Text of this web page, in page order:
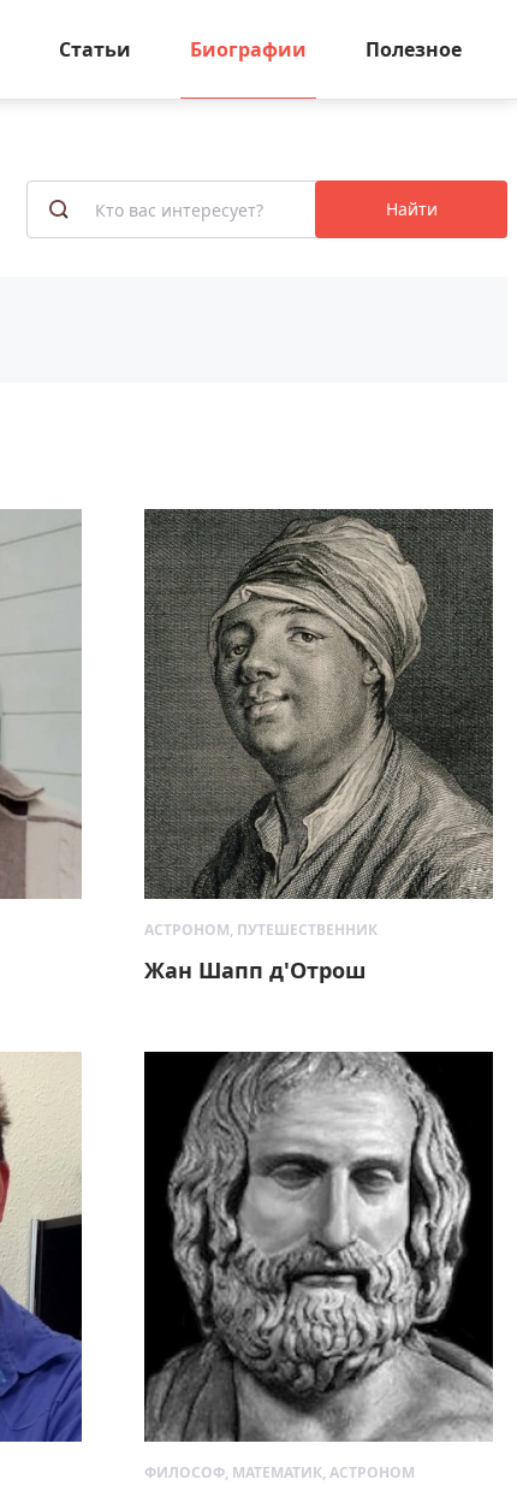
Статьи Биографии Полезное
Найти
АСТРОНОМ, ПУТЕШЕСТВЕННИК
Жан Шапп д'Отрош
ФИЛОСОФ, МАТЕМАТИК, АСТРОНОМ